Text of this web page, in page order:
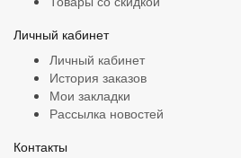
Личный кабинет
Личный кабинет
История заказов
Мои закладки
Рассылка новостей
Контакты